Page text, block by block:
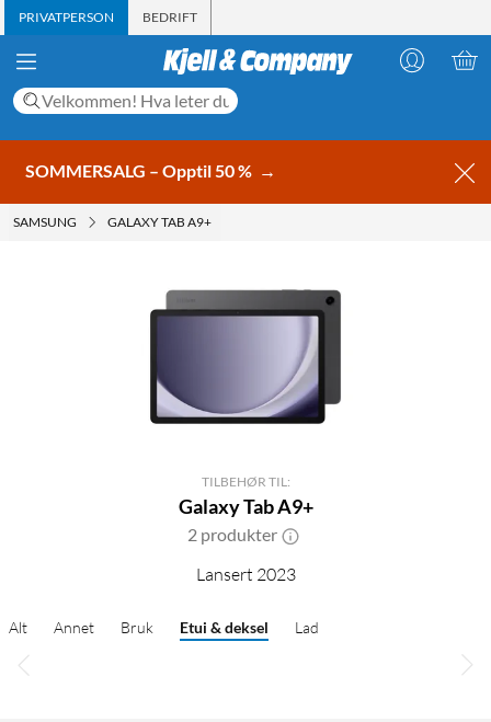
PRIVATPERSON BEDRIFT
SOMMERSALG – Opptil 50 % →
SAMSUNG GALAXY TAB A9+
TILBEHØR TIL:
Galaxy Tab A9+
2 produkter
Lansert 2023
Alt Annet Bruk Etui & deksel Lad